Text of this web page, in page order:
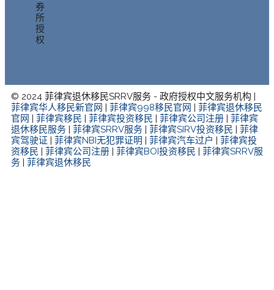
券
所
授
权
© 2024 菲律宾退休移民SRRV服务 - 政府授权中文服务机构 |
菲律宾华人移民新官网
菲律宾998移民官网
菲律宾退休移民
官网
菲律宾移民 菲律宾投资移民 菲律宾公司注册
菲律宾
退休移民服务
菲律宾SRRV服务 菲律宾SIRV投资移民
菲律
宾驾驶证
菲律宾NBI无犯罪证明 菲律宾汽车过户
菲律宾投
资移民
菲律宾公司注册 菲律宾BOI投资移民
菲律宾SRRV服
务
菲律宾退休移民